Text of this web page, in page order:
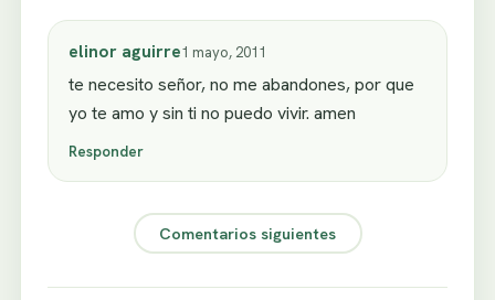
elinor aguirre1 mayo, 2011
te necesito señor, no me abandones, por que
yo te amo y sin ti no puedo vivir. amen
Responder
Comentarios siguientes